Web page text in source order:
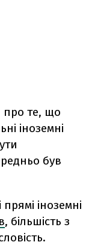
про те, що
іноземні
був
іноземні
, більшість з